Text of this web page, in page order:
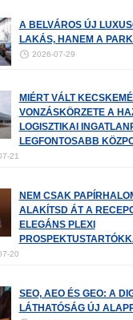
A BELVÁROS ÚJ
LAKÁS, HANEM A
2026-07-29
MIÉRT VÁLT
VONZÁSKÖRZETE A
LOGISZTIKAI
LEGFONTOSABB
21
NEM CSAK
ALAKÍTSD ÁT A
ELEGÁNS PLEXI
20
SEO, AEO ÉS GEO: A
LÁTHATÓSÁG ÚJ